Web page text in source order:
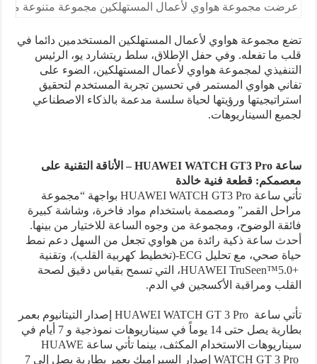
عرضت مجموعة هواوي لأعمال المستهلكين مجموعة متنوعة من المنتجات
تضع مجموعة هواوي لأعمال المستهلكين المستخدمين دائما في
قلب ما تفعله. وفي حفل الإطلاق، سلط ريتشارد يو، الرئيس
التنفيذي لمجموعة هواوي لأعمال المستهلكين، الضوء على
تفاني هواوي المستمر في تحسين تجربة المستخدم لتحقيق
استراتيجيتها ورؤيتها لحياة سلسة مدعمة بالذكاء الاصطناعي
لجميع السيناريوهات.
ساعةHUAWEI WATCH GT3 Pro – الأناقة التقنية على
معصمكم: قطعة فنية خالدة
تأتي ساعةHUAWEI WATCH GT3 Pro بواجهة “مجموعة
مراحل القمر” ومصممة باستخدام مواد فاخرة، وشاشة كبيرة
فائقة الوضوح، ومجموعة من وجوه الساعة للاختيار من بينها.
أحدث ساعة ذكية رائدة من هواوي تجعل من السهل دعم نمط
حياة صحي، مع تحليل ECG-(تخطيط كهربية القلب)، وتقنية
HUAWEI TruSeen™5.0+، التي تسمح بقياس دقيق لصحة
القلب ومراقبة الأكسجين في الدم.
تأتي ساعة HUAWEI WATCH GT 3 Pro إصدار التيتانيوم بعمر
بطارية يصل حتى 14 يوماً في سيناريوهات نموذجية و 7 أيام في
سيناريوهات الاستخدام المكثف، بينما تأتي ساعة HUAWE
WATCH GT 3 Pro
إصدار السيراميك بعمر بطارية يصل إلى 7